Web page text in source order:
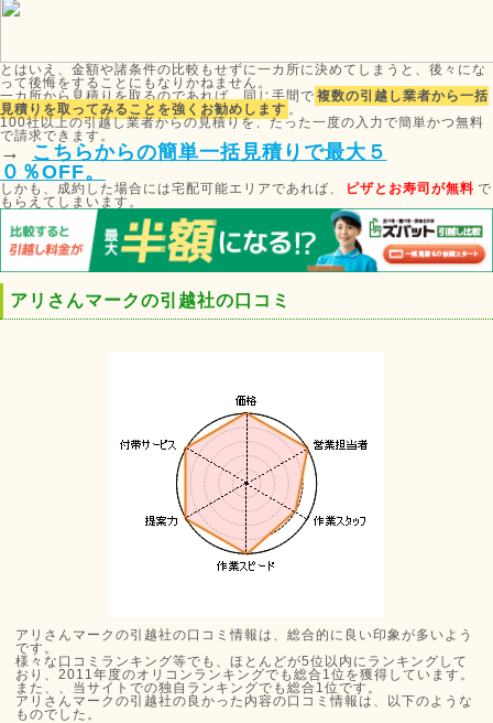
とはいえ、金額や諸条件の比較もせずに一カ所に決めてしまうと、後々にな
って後悔をすることにもなりかねません。
一カ所から見積りを取るのであれば、同じ手間で 複数の引越し業者から一括
見積りを取ってみることを強くお勧めします 。
100社以上の引越し業者からの見積りを、たった一度の入力で簡単かつ無料
で請求できます。
→
こちらからの簡単一括見積りで最大５
０％OFF。
しかも、成約した場合には宅配可能エリアであれば、 ピザとお寿司が無料 で
もらえてしまいます。
アリさんマークの引越社の口コミ
アリさんマークの引越社の口コミ情報は、総合的に良い印象が多いよう
です。
様々な口コミランキング等でも、ほとんどが5位以内にランキングして
おり、2011年度のオリコンランキングでも総合1位を獲得しています。
また、、当サイトでの独自ランキングでも総合1位です。
アリさんマークの引越社の良かった内容の口コミ情報は、以下のような
ものでした。